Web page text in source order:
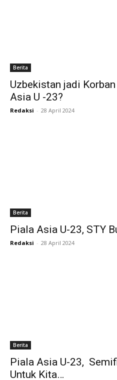
Berita
Uzbekistan jadi
Asia U -23?
Redaksi - 28 April 2024
Berita
Piala Asia U-23, STY
Redaksi - 28 April 2024
Berita
Piala Asia U-23,
Untuk Kita…